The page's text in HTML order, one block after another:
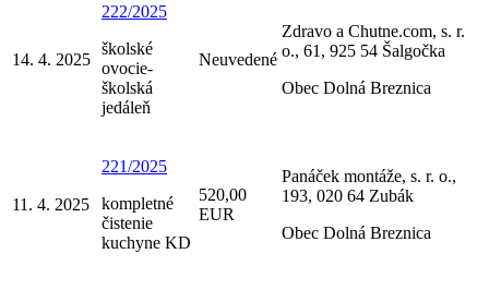
14. 4. 2025
222/2025
školské
ovocie-
školská
jedáleň
Neuvedené
Zdravo a Chutne.com, s. r.
o., 61, 925 54 Šalgočka
Obec Dolná Breznica
11. 4. 2025
221/2025
kompletné
čistenie
kuchyne KD
520,00
EUR
Panáček montáže, s. r. o.,
193, 020 64 Zubák
Obec Dolná Breznica